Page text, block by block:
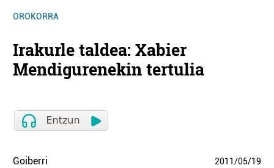
OROKORRA
Irakurle taldea: Xabier
Mendigurenekin tertulia
Goiberri 2011/05/19